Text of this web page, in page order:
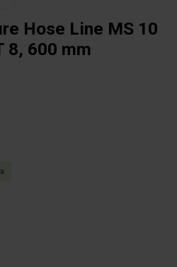
Hose Line MS 10
8, 600 mm